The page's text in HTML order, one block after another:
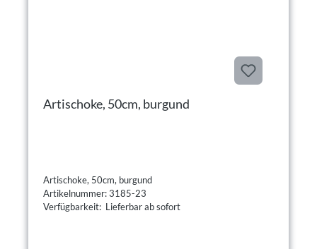
Artischoke, 50cm, burgund
Artischoke, 50cm, burgund
Artikelnummer: 3185-23
Verfügbarkeit: Lieferbar ab sofort